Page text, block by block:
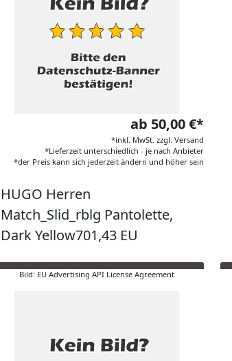
ab 50,00 €*
*inkl. MwSt. zzgl. Versand
*Lieferzeit unterschiedlich - je nach Anbieter
*der Preis kann sich jederzeit ändern und höher sein
HUGO Herren
Match_Slid_rblg Pantolette,
Dark Yellow701,43 EU
Bild: EU Advertising API License Agreement